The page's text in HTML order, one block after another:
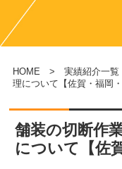
HOME > 実績紹介一覧
理について【佐賀・福岡・
舗装の切断作
について【佐